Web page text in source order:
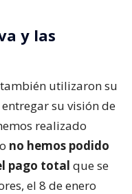
y las
utilizaron su
su visión de
realizado
no hemos podido
pago total que se
el 8 de enero